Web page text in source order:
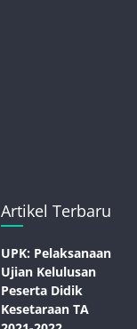
Artikel Terbaru
UPK: Pelaksanaan
Ujian Kelulusan
Peserta Didik
Kesetaraan TA